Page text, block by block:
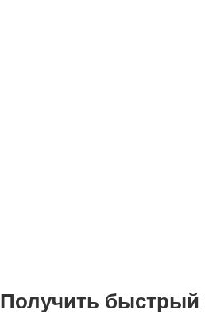
Получить быстрый